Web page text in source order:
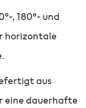
, 180°- und
horizontale
aus
eine dauerhafte